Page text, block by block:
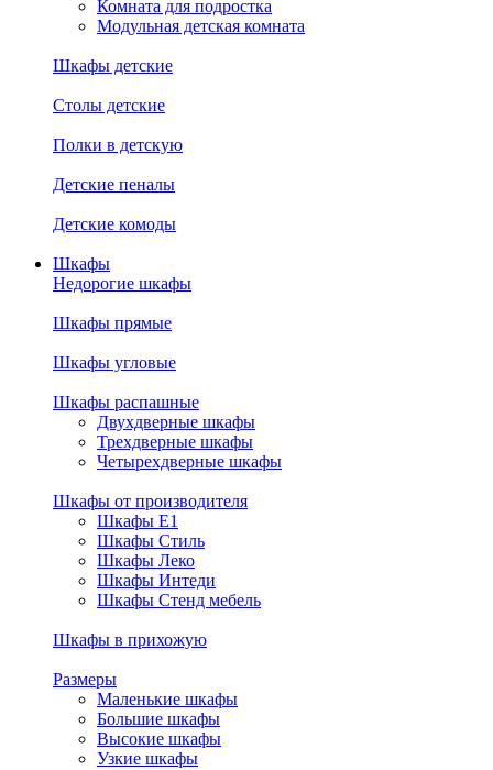
Комната для подростка
Модульная детская комната
Шкафы детские
Столы детские
Полки в детскую
Детские пеналы
Детские комоды
Шкафы
Недорогие шкафы
Шкафы прямые
Шкафы угловые
Шкафы распашные
Двухдверные шкафы
Трехдверные шкафы
Четырехдверные шкафы
Шкафы от производителя
Шкафы E1
Шкафы Стиль
Шкафы Леко
Шкафы Интеди
Шкафы Стенд мебель
Шкафы в прихожую
Размеры
Маленькие шкафы
Большие шкафы
Высокие шкафы
Узкие шкафы